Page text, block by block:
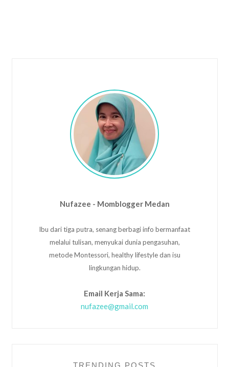
Nufazee - Momblogger Medan
Ibu dari tiga putra, senang berbagi info bermanfaat
melalui tulisan, menyukai dunia pengasuhan,
metode Montessori, healthy lifestyle dan isu
lingkungan hidup.
Email Kerja Sama:
nufazee@gmail.com